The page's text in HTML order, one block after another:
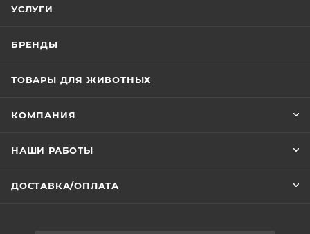
УСЛУГИ
БРЕНДЫ
ТОВАРЫ ДЛЯ ЖИВОТНЫХ
КОМПАНИЯ
НАШИ РАБОТЫ
ДОСТАВКА/ОПЛАТА